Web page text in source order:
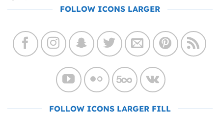
FOLLOW ICONS LARGER
FOLLOW ICONS LARGER FILL